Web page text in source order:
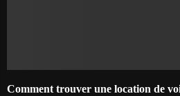
Comment trouver une location de